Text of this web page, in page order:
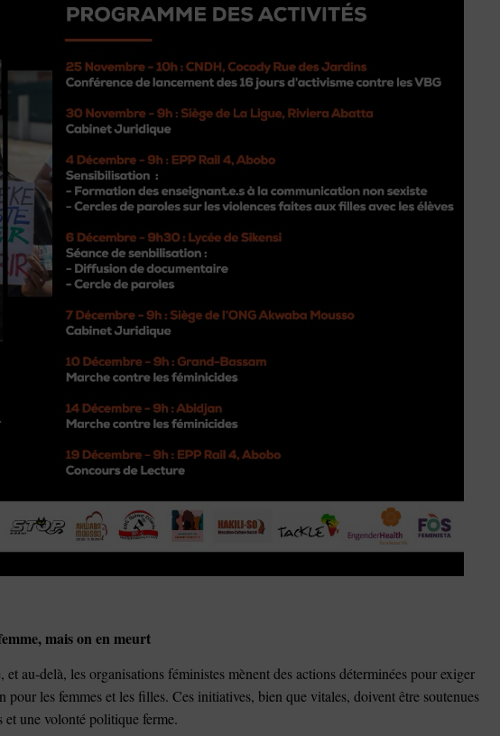
mais on en meurt
au-delà, les organisations féministes mènent des actions déterminées pour exiger
pour les femmes et les filles. Ces initiatives, bien que vitales, doivent être soutenues
et une volonté politique ferme.